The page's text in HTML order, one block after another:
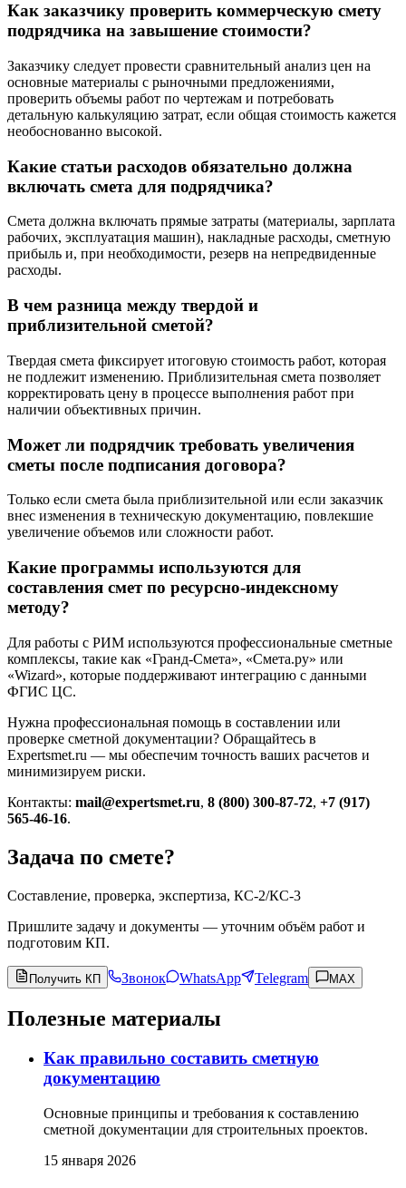
Как заказчику проверить коммерческую смету
подрядчика на завышение стоимости?
Заказчику следует провести сравнительный анализ цен на
основные материалы с рыночными предложениями,
проверить объемы работ по чертежам и потребовать
детальную калькуляцию затрат, если общая стоимость кажется
необоснованно высокой.
Какие статьи расходов обязательно должна
включать смета для подрядчика?
Смета должна включать прямые затраты (материалы, зарплата
рабочих, эксплуатация машин), накладные расходы, сметную
прибыль и, при необходимости, резерв на непредвиденные
расходы.
В чем разница между твердой и
приблизительной сметой?
Твердая смета фиксирует итоговую стоимость работ, которая
не подлежит изменению. Приблизительная смета позволяет
корректировать цену в процессе выполнения работ при
наличии объективных причин.
Может ли подрядчик требовать увеличения
сметы после подписания договора?
Только если смета была приблизительной или если заказчик
внес изменения в техническую документацию, повлекшие
увеличение объемов или сложности работ.
Какие программы используются для
составления смет по ресурсно-индексному
методу?
Для работы с РИМ используются профессиональные сметные
комплексы, такие как «Гранд-Смета», «Смета.ру» или
«Wizard», которые поддерживают интеграцию с данными
ФГИС ЦС.
Нужна профессиональная помощь в составлении или
проверке сметной документации? Обращайтесь в
Expertsmet.ru — мы обеспечим точность ваших расчетов и
минимизируем риски.
Контакты: mail@expertsmet.ru, 8 (800) 300-87-72, +7 (917)
565-46-16.
Задача по смете?
Составление, проверка, экспертиза, КС-2/КС-3
Пришлите задачу и документы — уточним объём работ и
подготовим КП.
Получить КП Звонок WhatsApp Telegram MAX
Полезные материалы
Как правильно составить сметную
документацию
Основные принципы и требования к составлению
сметной документации для строительных проектов.
15 января 2026